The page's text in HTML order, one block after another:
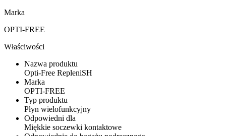
Marka
OPTI-FREE
Właściwości
Nazwa produktu
Opti-Free RepleniSH
Marka
OPTI-FREE
Typ produktu
Płyn wielofunkcyjny
Odpowiedni dla
Miękkie soczewki kontaktowe